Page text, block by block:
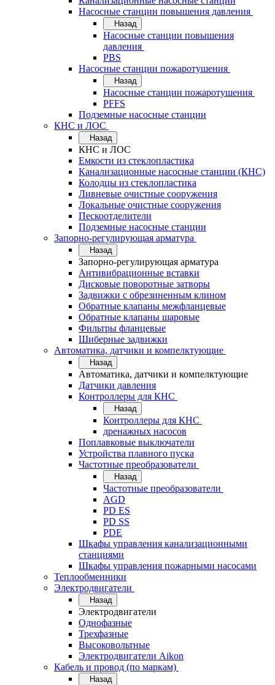
Насосные станции повышения давления
Назад
Насосные станции повышения
давления
PBS
Насосные станции пожаротушения
Назад
Насосные станции пожаротушения
PFFS
Подземные насосные станции
КНС и ЛОС
Назад
КНС и ЛОС
Емкости из стеклопластика
Канализационные насосные станции (КНС)
Колодцы из стеклопластика
Ливневые очистные сооружения
Локальные очистные сооружения
Пескоотделители
Подземные насосные станции
Запорно-регулирующая арматура
Назад
Запорно-регулирующая арматура
Антивибрационные вставки
Дисковые поворотные затворы
Задвижки с обрезиненным клином
Обратные клапаны межфланцевые
Обратные клапаны шаровые
Фильтры фланцевые
Шиберные задвижки
Автоматика, датчики и компелктующие
Назад
Автоматика, датчики и компелктующие
Датчики давления
Контроллеры для КНС
Назад
Контроллеры для КНС
дренажных насосов
Поплавковые выключатели
Устройства плавного пуска
Частотные преобразователи
Назад
Частотные преобразователи
AGD
PD ES
PD SS
PDE
Шкафы управления канализационными
станциями
Шкафы управления пожарными насосами
Теплообменники
Электродвигатели
Назад
Электродвигатели
Однофазные
Трехфазные
Высоковольтные
Электродвигатели Aikon
Кабель и провод (по маркам)
Назад